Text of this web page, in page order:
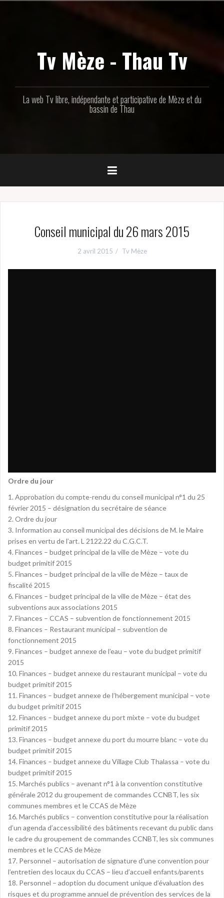
Tv Mèze - Thau Tv
La web Tv libre, indépendante et participative de Mèze et du
bassin de Thau
Conseil municipal du 26 mars 2015
2 avril 2015 Tv Mèze
Ordre du jour
1. Approbation du compte-rendu du conseil municipal n°1 du 25
février 2015 – désignation du secrétaire de séance
2. Ordre du jour
3. Information au conseil municipal des décisions de M. le Maire
prises en vertu de l’art. L 2122.22 du C.G.C.T.
4. Finances – budget principal de la ville de Mèze – vote du
budget primitif 2015
5. Finances – budget principal de la ville de Mèze – taux de
fiscalité 2015
6. Finances – budget principal de la ville de Mèze – état des
subventions aux associations 2015
7. Finances – CCAS – subvention de fonctionnement 2015
8. Finances – Restaurant municipal – subvention de
fonctionnement 2015
9. Finances – budget annexe de l’eau – vote du budget primitif
2015
10. Finances – budget annexe du restaurant municipal – vote du
budget primitif 2015
11. Finances – budget annexe de l’hébergement municipal – vote
du budget primitif 2015
12. Finances – budget annexe du port mixte – vote du budget
primitif 2015
13. Finances – budget annexe du port du mourre blanc – vote du
budget primitif 2015
14. Finances – budget annexe du Village Club Thalassa – vote du
budget primitif 2015
15. Marchés publics – avenant n°1 à la convention constitutive
générale 2012 du groupement de commandes CCNBT, les six
communes membres et le CCAS de Mèze
16. Marchés publics – convention constitutive pour la réalisation
d’un agenda d’accessibilité des bâtiments recevant du public dans
le cadre du groupement de commandes CCNBT, les six communes
membres et le CCAS de Mèze
17. Personnel – autorisation de signature d’une convention pour
l’entretien des locaux du CCAS – lieu d’accueil enfants/parents
18. Personnel – adoption du document unique d’évaluation des
risques et du programme annuel de prévention des services de la